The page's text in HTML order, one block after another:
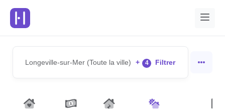
Longeville-sur-Mer (Toute la ville) + 4 Filtrer